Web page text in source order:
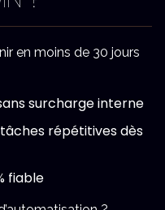
en moins de 30 jours
surcharge interne
répétitives dès
fiable